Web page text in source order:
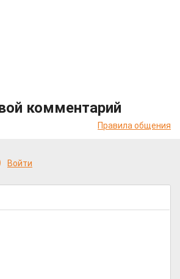
комментарий
Правила общения
Войти